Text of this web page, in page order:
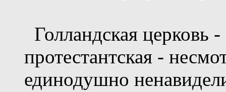
Голландская церковь
протестантская -
единодушно